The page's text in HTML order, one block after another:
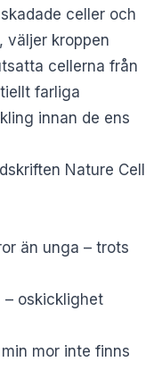
celler och
väljer kroppen
cellerna från
farliga
innan de ens
Nature Cell
än unga – trots
– oskicklighet
mor inte finns